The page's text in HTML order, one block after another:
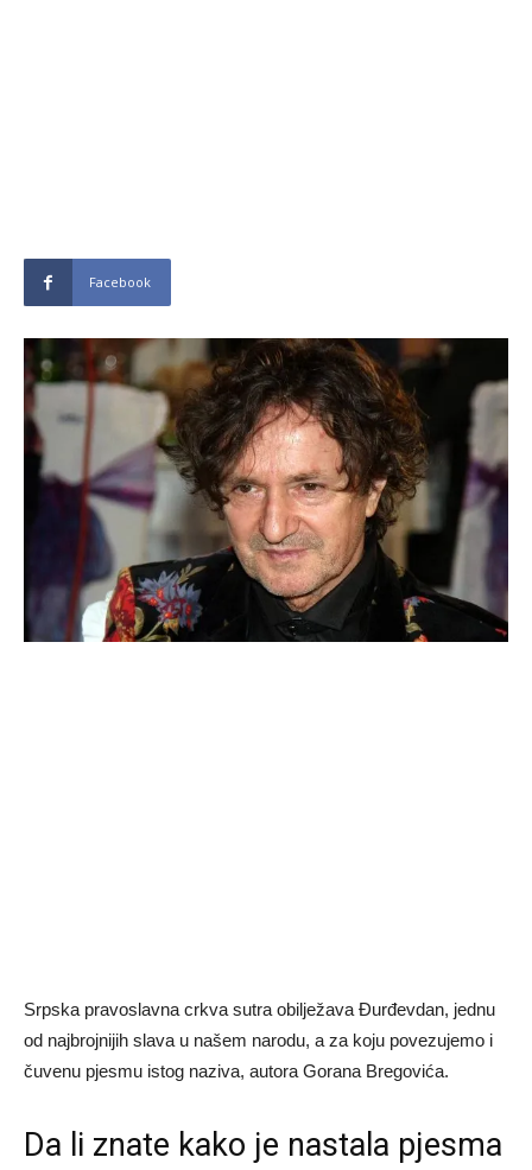
Facebook
Srpska pravoslavna crkva sutra obilježava Đurđevdan, jednu
od najbrojnijih slava u našem narodu, a za koju povezujemo i
čuvenu pjesmu istog naziva, autora Gorana Bregovića.
Da li znate kako je nastala pjesma